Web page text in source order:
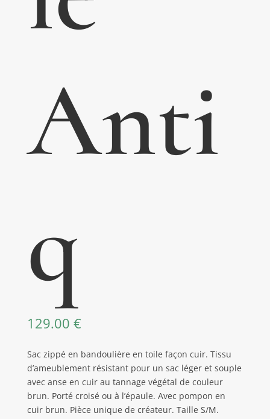
Anti
q
129.00 €
Sac zippé en bandoulière en toile façon cuir. Tissu
d’ameublement résistant pour un sac léger et souple
avec anse en cuir au tannage végétal de couleur
brun. Porté croisé ou à l’épaule. Avec pompon en
cuir brun. Pièce unique de créateur. Taille S/M.